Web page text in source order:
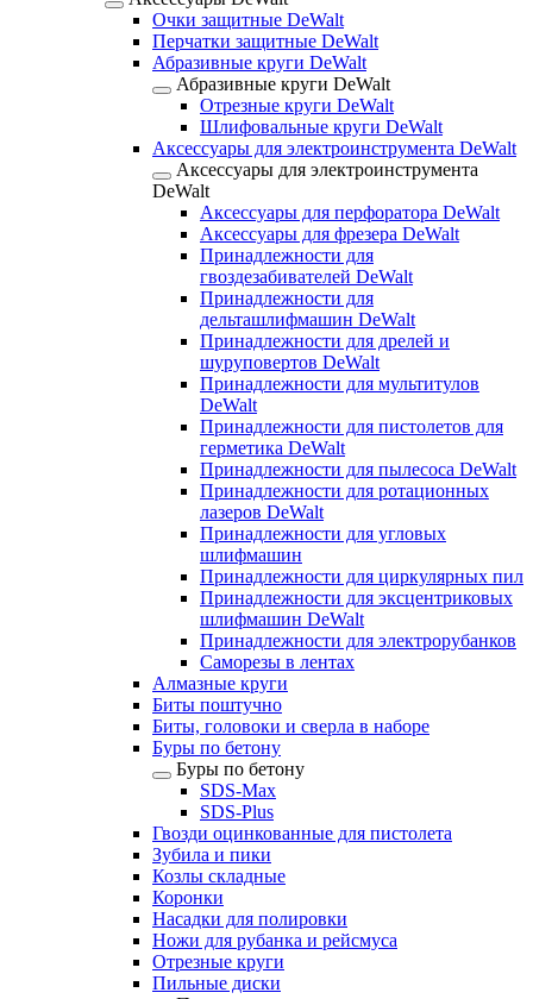
Очки защитные DeWalt
Перчатки защитные DeWalt
Абразивные круги DeWalt
Абразивные круги DeWalt
Отрезные круги DeWalt
Шлифовальные круги DeWalt
Аксессуары для электроинструмента DeWalt
Аксессуары для электроинструмента
DeWalt
Аксессуары для перфоратора DeWalt
Аксессуары для фрезера DeWalt
Принадлежности для
гвоздезабивателей DeWalt
Принадлежности для
дельташлифмашин DeWalt
Принадлежности для дрелей и
шуруповертов DeWalt
Принадлежности для мультитулов
DeWalt
Принадлежности для пистолетов для
герметика DeWalt
Принадлежности для пылесоса DeWalt
Принадлежности для ротационных
лазеров DeWalt
Принадлежности для угловых
шлифмашин
Принадлежности для циркулярных пил
Принадлежности для эксцентриковых
шлифмашин DeWalt
Принадлежности для электрорубанков
Саморезы в лентах
Алмазные круги
Биты поштучно
Биты, головоки и сверла в наборе
Буры по бетону
Буры по бетону
SDS-Max
SDS-Plus
Гвозди оцинкованные для пистолета
Зубила и пики
Козлы складные
Коронки
Насадки для полировки
Ножи для рубанка и рейсмуса
Отрезные круги
Пильные диски